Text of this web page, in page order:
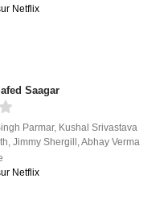
Netflix
Saagar
Parmar, Kushal Srivastava
,Jimmy Shergill ,Abhay Verma
Netflix